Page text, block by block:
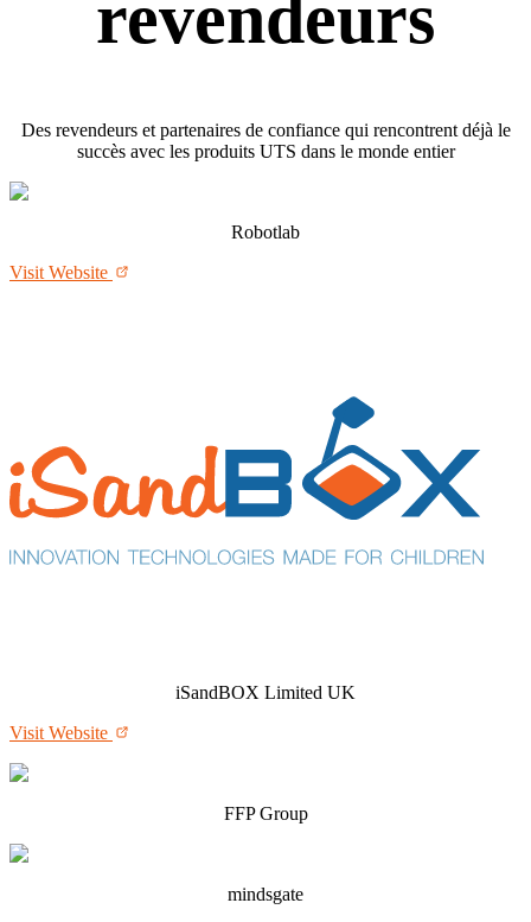
revendeurs
Des revendeurs et partenaires de confiance qui rencontrent déjà le
succès avec les produits UTS dans le monde entier
Robotlab
Visit Website
iSandBOX Limited UK
Visit Website
FFP Group
mindsgate